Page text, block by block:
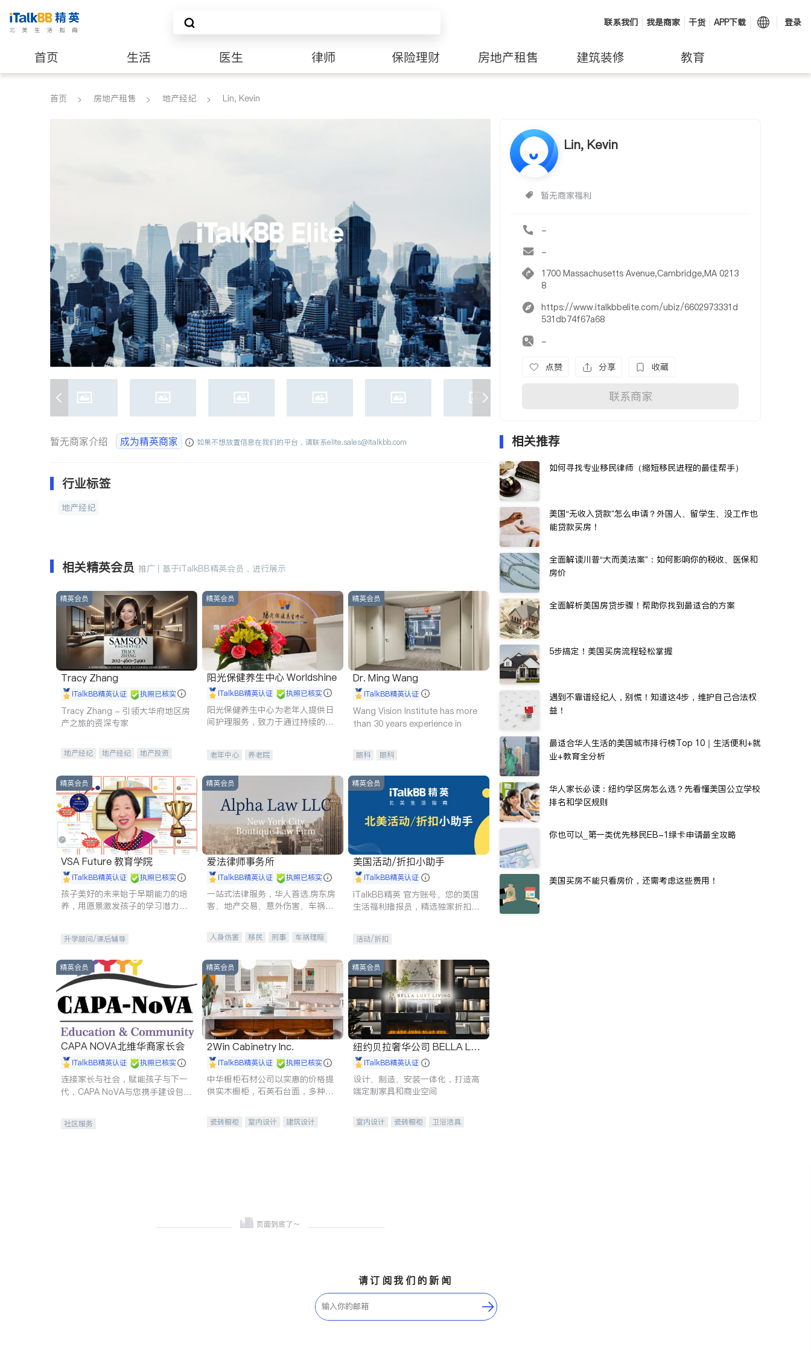
联系我们 我是商家 干货 APP下载 登录
首页 生活 医生 律师 保险理财 房地产租售 建筑装修 教育
养老 非盈利组织
首页 房地产租售 地产经纪 Lin, Kevin
Lin, Kevin
暂无商家福利
-
-
1700 Massachusetts Avenue,Cambridge,MA 0213
8
https://www.italkbbelite.com/ubiz/6602973331d
531db74f67a68
-
点赞 分享 收藏
联系商家
暂无商家介绍 成为精英商家 如果不想放置信息在我们的平台，请联系elite.sales@italkbb.com
行业标签
地产经纪
相关精英会员 推广 | 基于iTalkBB精英会员，进行展示
精英会员
Tracy Zhang
iTalkBB精英认证 执照已核实
Tracy Zhang - 引领大华府地区房
产之旅的资深专家
地产经纪 地产经纪
地产投资
精英会员
阳光保健养生中心 Worldshine
iTalkBB精英认证 执照已核实
阳光保健养生中心为老年人提供日
间护理服务，致力于通过持续的护
老年中心 养老院
精英会员
Dr. Ming Wang
iTalkBB精英认证
Wang Vision Institute has more
than 30 years experience in
眼科 眼科
精英会员
VSA Future 教育学院
iTalkBB精英认证 执照已核实
孩子美好的未来始于早期能力的培
养，用愿景激发孩子的学习潜力和
升学顾问/课后辅导
精英会员
爱法律师事务所
iTalkBB精英认证 执照已核实
一站式法律服务，华人首选.房东房
客、地产交易、意外伤害、车祸重
人身伤害 移民 刑事
车祸理赔
商标注册
索赔 律师-其它 保释
精英会员
美国活动/折扣小助手
iTalkBB精英认证
iTalkBB精英 官方账号。您的美国
生活福利播报员，精选独家折扣、
活动/折扣
精英会员
CAPA NOVA北维华裔家长会
iTalkBB精英认证 执照已核实
连接家长与社会，赋能孩子与下一
代，CAPA NoVA与您携手建设包
社区服务
精英会员
2Win Cabinetry Inc.
iTalkBB精英认证 执照已核实
中华橱柜石材公司以实惠的价格提
供实木橱柜，石英石台面，多种优
瓷砖橱柜 室内设计
建筑设计
精英会员
纽约贝拉奢华公司 BELLA LUX
E iTalkBB精英认证
设计、制造、安装一体化，打造高
端定制家具和商业空间
室内设计 瓷砖橱柜
卫浴洁具
相关推荐
如何寻找专业移民律师（缩短移民进程的最佳帮手）
美国“无收入贷款”怎么申请？外国人、留学生、没工作也
能贷款买房！
全面解读川普“大而美法案”：如何影响你的税收、医保和
房价
全面解析美国房贷步骤！帮助你找到最适合的方案
5步搞定！美国买房流程轻松掌握
遇到不靠谱经纪人，别慌！知道这4步，维护自己合法权
益！
最适合华人生活的美国城市排行榜Top 10｜生活便利+就
业+教育全分析
华人家长必读：纽约学区房怎么选？先看懂美国公立学校
排名和学区规则
你也可以_第一类优先移民EB-1绿卡申请最全攻略
美国买房不能只看房价，还需考虑这些费用！
请订阅我们的新闻